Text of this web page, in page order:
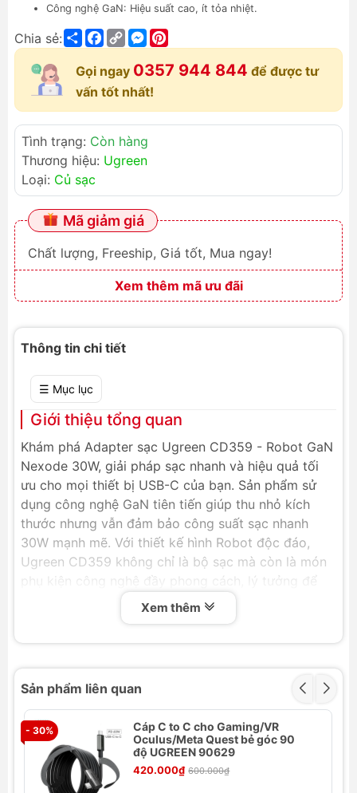
Công nghệ GaN: Hiệu suất cao, ít tỏa nhiệt.
Chia sẻ: ShareFacebook
Copy
Link
Messenger
Gọi ngay 0357 944 844 để được tư
vấn tốt nhất!
Tình trạng: Còn hàng
Thương hiệu: Ugreen
Loại: Củ sạc
Mã giảm giá
Chất lượng, Freeship, Giá tốt, Mua ngay!
Xem thêm mã ưu đãi
Thông tin chi tiết
☰ Mục lục
Giới thiệu tổng quan
Khám phá Adapter sạc Ugreen CD359 - Robot GaN
Nexode 30W, giải pháp sạc nhanh và hiệu quả tối
ưu cho mọi thiết bị USB-C của bạn. Sản phẩm sử
dụng công nghệ GaN tiên tiến giúp thu nhỏ kích
thước nhưng vẫn đảm bảo công suất sạc nhanh
30W mạnh mẽ. Với thiết kế hình Robot độc đáo,
Ugreen CD359 không chỉ là bộ sạc mà còn là món
phụ kiện công nghệ đầy phong cách, lý tưởng để
bạn mang theo bên mình mọi lúc mọi nơi.
Công nghệ GaN (Gallium Nitride): Giúp bộ sạc
nhẹ hơn nhưng hoạt động mát mẻ hơn so với
sạc truyền thống.
Thiết kế Robot Độc đáo: Kiểu dáng Robot
Xem thêm
Sản phẩm liên quan
- 30%
Cáp C to C cho Gaming/VR
Oculus/Meta Quest bẻ góc 90
độ UGREEN 90629
420.000₫ 600.000₫